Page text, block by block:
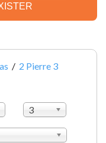
/ 2 Pierre 3
3